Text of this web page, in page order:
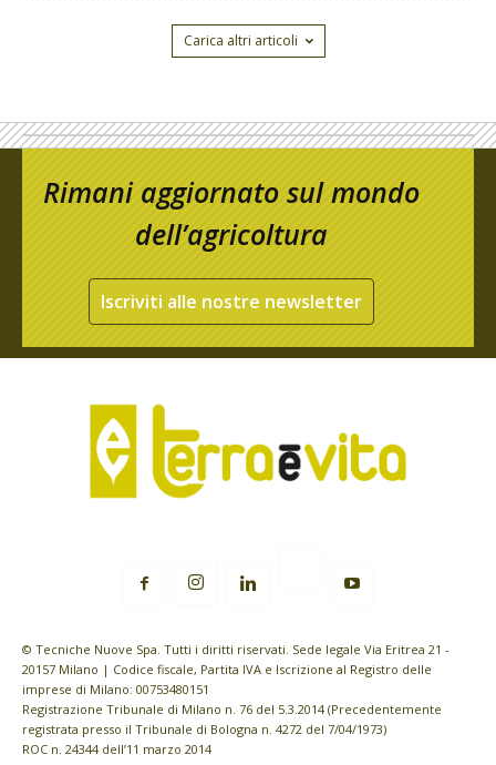
Carica altri articoli
Rimani aggiornato sul mondo
dell’agricoltura
Iscriviti alle nostre newsletter
© Tecniche Nuove Spa. Tutti i diritti riservati. Sede legale Via Eritrea 21 -
20157 Milano | Codice fiscale, Partita IVA e Iscrizione al Registro delle
imprese di Milano: 00753480151
Registrazione Tribunale di Milano n. 76 del 5.3.2014 (Precedentemente
registrata presso il Tribunale di Bologna n. 4272 del 7/04/1973)
ROC n. 24344 dell’11 marzo 2014